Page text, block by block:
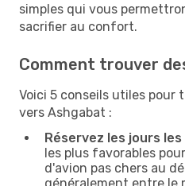
simples qui vous
sacrifier au confort.
Comment trouver
Voici 5 conseils utiles pour
vers Ashgabat :
Réservez les jours
les plus favorables
d'avion pas chers au